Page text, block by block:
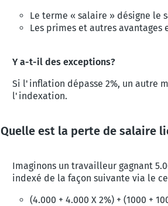
Le terme « salaire » désigne le
Les primes et autres
Y a-t-il des exceptions?
Si l'inflation dépasse 2%, un autre
l'indexation.
Quelle est la perte de salaire
Imaginons un travailleur gagnant
indexé de la façon suivante via le
(4.000 + 4.000 X 2%) + (1000 +